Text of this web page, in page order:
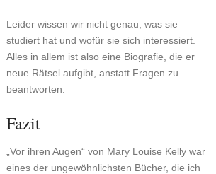
Leider wissen wir nicht genau, was sie
studiert hat und wofür sie sich interessiert.
Alles in allem ist also eine Biografie, die er
neue Rätsel aufgibt, anstatt Fragen zu
beantworten.
Fazit
„Vor ihren Augen“ von Mary Louise Kelly war
eines der ungewöhnlichsten Bücher, die ich